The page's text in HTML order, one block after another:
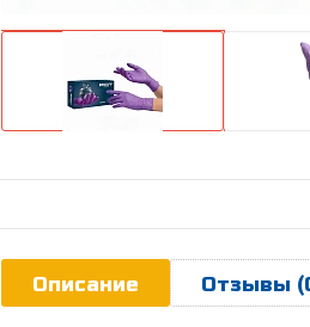
Описание Отзывы